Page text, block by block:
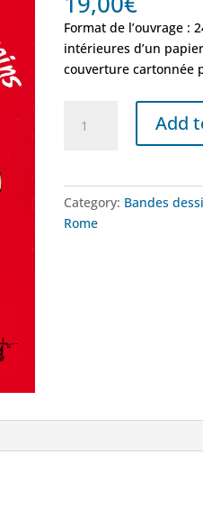
Format de l’ouvrage :
intérieures d’un
couverture cartonnée
Didascaux
Add
Category: Bandes
Rome